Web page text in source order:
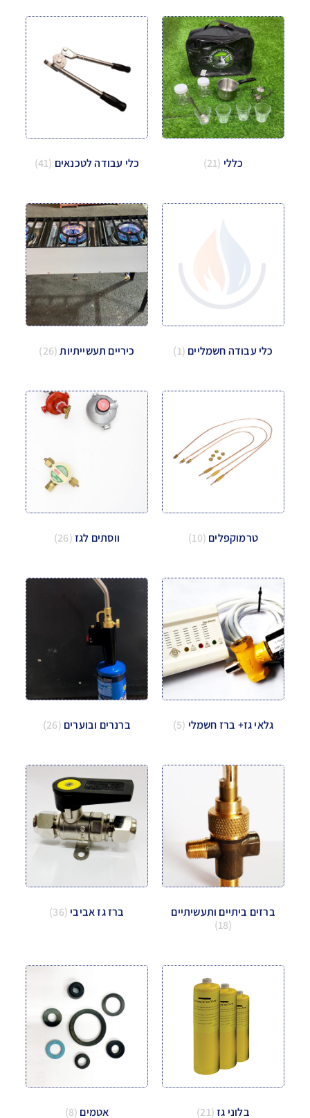
כללי (21) כלי עבודה לטכנאים (41)
כלי עבודה חשמליים (1) כיריים תעשייתיות(26)
טרמוקפלים (10) ווסתים לגז(26)
גלאי גז+ ברז חשמלי (5) ברנרים ובוערים (26)
ברזים ביתיים ותעשיתיים
(18)
ברז גז אביבי (36)
בלוני גז(21) אטמים (8)